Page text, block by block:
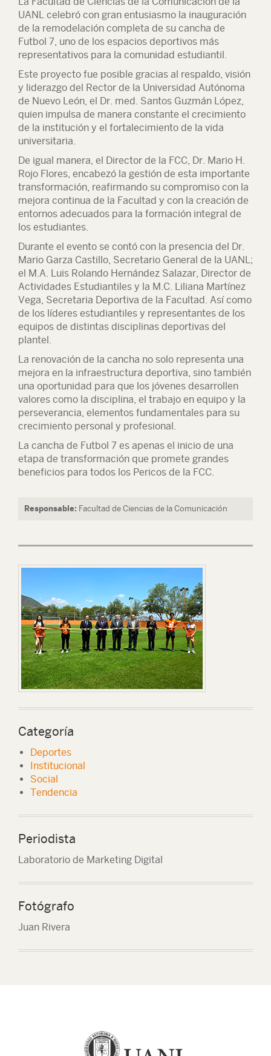
UANL celebró con gran entusiasmo la inauguración
de la remodelación completa de su cancha de
Futbol 7, uno de los espacios deportivos más
representativos para la comunidad estudiantil.
Este proyecto fue posible gracias al respaldo, visión
y liderazgo del Rector de la Universidad Autónoma
de Nuevo León, el Dr. med. Santos Guzmán López,
quien impulsa de manera constante el crecimiento
de la institución y el fortalecimiento de la vida
universitaria.
De igual manera, el Director de la FCC, Dr. Mario H.
Rojo Flores, encabezó la gestión de esta importante
transformación, reafirmando su compromiso con la
mejora continua de la Facultad y con la creación de
entornos adecuados para la formación integral de
los estudiantes.
Durante el evento se contó con la presencia del Dr.
Mario Garza Castillo, Secretario General de la UANL;
el M.A. Luis Rolando Hernández Salazar, Director de
Actividades Estudiantiles y la M.C. Liliana Martínez
Vega, Secretaria Deportiva de la Facultad. Así como
de los líderes estudiantiles y representantes de los
equipos de distintas disciplinas deportivas del
plantel.
La renovación de la cancha no solo representa una
mejora en la infraestructura deportiva, sino también
una oportunidad para que los jóvenes desarrollen
valores como la disciplina, el trabajo en equipo y la
perseverancia, elementos fundamentales para su
crecimiento personal y profesional.
La cancha de Futbol 7 es apenas el inicio de una
etapa de transformación que promete grandes
beneficios para todos los Pericos de la FCC.
Responsable: Facultad de Ciencias de la Comunicación
Categoría
Deportes
Institucional
Social
Tendencia
Periodista
Laboratorio de Marketing Digital
Fotógrafo
Juan Rivera